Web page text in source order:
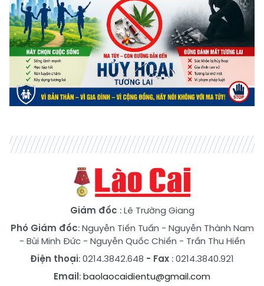
Giám đốc : Lê Trường Giang
Phó Giám đốc:Nguyễn Tiến Tuấn - Nguyễn Thành Nam
- Bùi Minh Đức- Nguyễn Quốc Chiến - Trần Thu Hiền
Điện thoại: 0214.3842.648 - Fax : 0214.3840.921
Email:baolaocaidientu@gmail.com